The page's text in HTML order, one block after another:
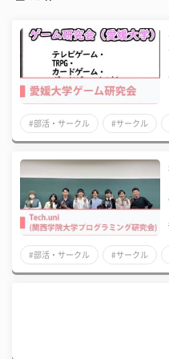
#部活・サークル #サークル
#部活・サークル #サークル